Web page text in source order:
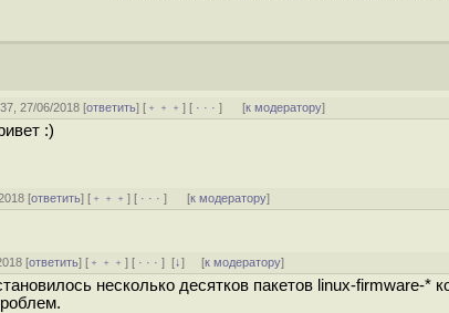
27/06/2018 [ответить] [ ﹢﹢﹢] [ · · ·] [к модератору]
:)
[ответить] [ ﹢﹢﹢] [ · · ·] [к модератору]
[ответить] [ ﹢﹢﹢] [ · · ·][↓] [к модератору]
несколько десятков пакетов linux-firmware-